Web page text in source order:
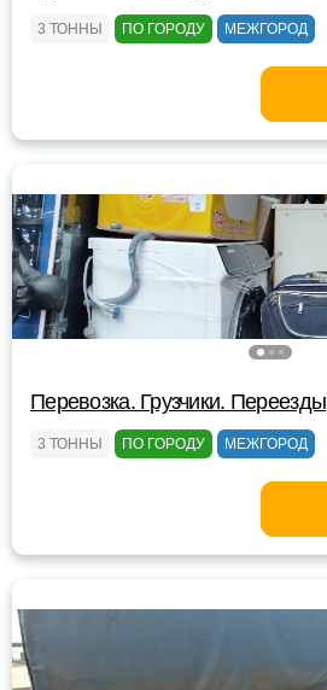
3 ТОННЫ ПО ГОРОДУ МЕЖГОРОД
Перевозка. Грузчики. Переезды
3 ТОННЫ ПО ГОРОДУ МЕЖГОРОД